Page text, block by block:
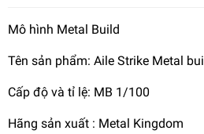
Mô hình Metal Build
Tên sản phẩm: Aile Strike Metal
Cấp độ và tỉ lệ: MB 1/100
Hãng sản xuất : Metal Kingdom